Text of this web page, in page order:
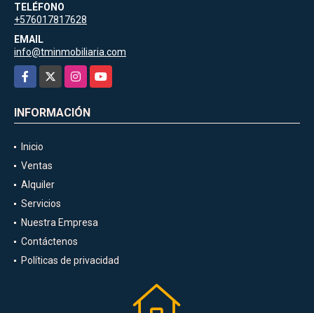
TELÉFONO
+576017817628
EMAIL
info@tminmobiliaria.com
Facebook
InstagramYouTube
INFORMACIÓN
Inicio
Ventas
Alquiler
Servicios
Nuestra Empresa
Contáctenos
Políticas de privacidad